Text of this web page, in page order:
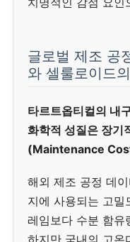
글로벌 제조 공
와 셀룰로이드
타르트옵티컬의 내
화학적 성질은 장기
(Maintenance
해외 제조 공정 데
지에 사용되는 고밀
레임보다 수분 함유